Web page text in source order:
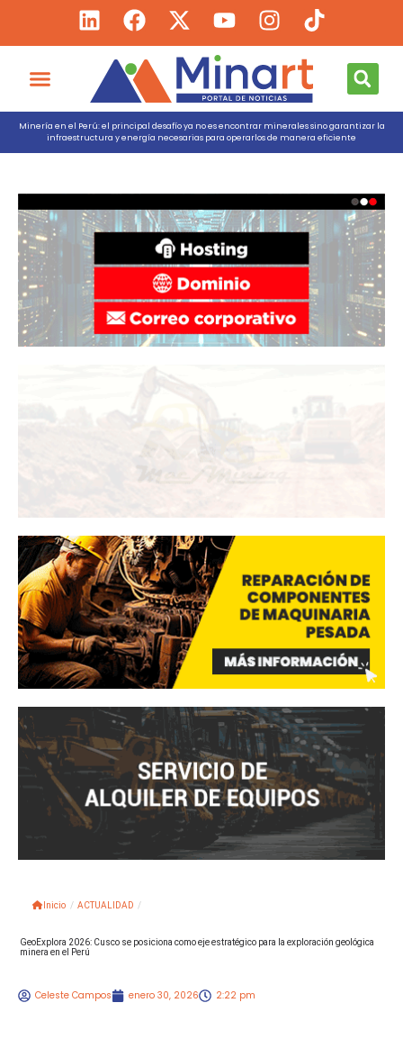
Minería en el Perú: el principal desafío ya no es encontrar minerales sino garantizar la
infraestructura y energía necesarias para operarlos de manera eficiente
Inicio / ACTUALIDAD /
GeoExplora 2026: Cusco se posiciona como eje estratégico para la exploración geológica
minera en el Perú
Celeste Campos enero 30, 2026 2:22 pm